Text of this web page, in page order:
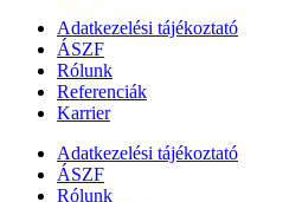
Adatkezelési tájékoztató
ÁSZF
Rólunk
Referenciák
Karrier
Adatkezelési tájékoztató
ÁSZF
Rólunk